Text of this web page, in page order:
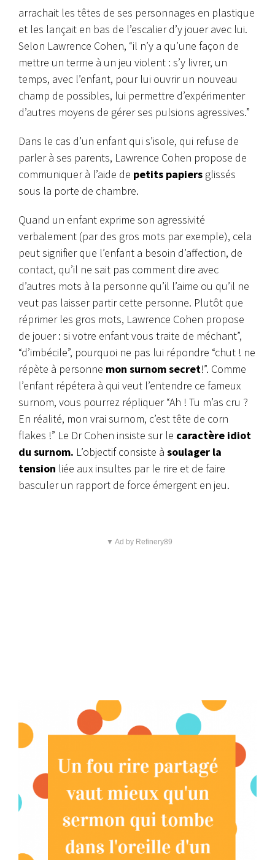
arrachait les têtes de ses personnages en plastique
et les lançait en bas de l’escalier d’y jouer avec lui.
Selon Lawrence Cohen, “il n’y a qu’une façon de
mettre un terme à un jeu violent : s’y livrer, un
temps, avec l’enfant, pour lui ouvrir un nouveau
champ de possibles, lui permettre d’expérimenter
d’autres moyens de gérer ses pulsions agressives.”
Dans le cas d’un enfant qui s’isole, qui refuse de
parler à ses parents, Lawrence Cohen propose de
communiquer à l’aide de petits papiers glissés
sous la porte de chambre.
Quand un enfant exprime son agressivité
verbalement (par des gros mots par exemple), cela
peut signifier que l’enfant a besoin d’affection, de
contact, qu’il ne sait pas comment dire avec
d’autres mots à la personne qu’il l’aime ou qu’il ne
veut pas laisser partir cette personne. Plutôt que
réprimer les gros mots, Lawrence Cohen propose
de jouer : si votre enfant vous traite de méchant”,
“d’imbécile”, pourquoi ne pas lui répondre “chut ! ne
répète à personne mon surnom secret!”. Comme
l’enfant répétera à qui veut l’entendre ce fameux
surnom, vous pourrez répliquer “Ah ! Tu m’as cru ?
En réalité, mon vrai surnom, c’est tête de corn
flakes !” Le Dr Cohen insiste sur le caractère idiot
du surnom. L’objectif consiste à soulager la
tension liée aux insultes par le rire et de faire
basculer un rapport de force émergent en jeu.
▼ Ad by Refinery89